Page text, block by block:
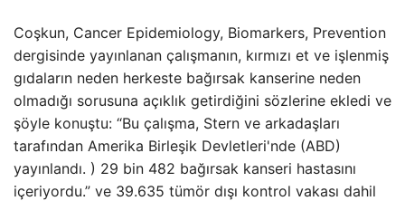
Coşkun, Cancer Epidemiology, Biomarkers, Prevention
dergisinde yayınlanan çalışmanın, kırmızı et ve işlenmiş
gıdaların neden herkeste bağırsak kanserine neden
olmadığı sorusuna açıklık getirdiğini sözlerine ekledi ve
şöyle konuştu: “Bu çalışma, Stern ve arkadaşları
tarafından Amerika Birleşik Devletleri'nde (ABD)
yayınlandı. ) 29 bin 482 bağırsak kanseri hastasını
içeriyordu.” ve 39.635 tümör dışı kontrol vakası dahil